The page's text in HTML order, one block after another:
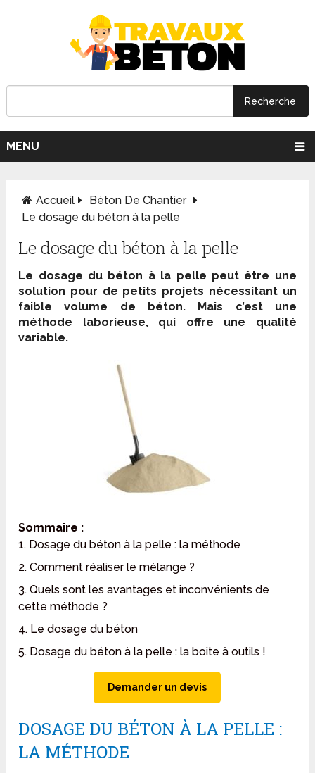
MENU
Accueil
Béton De Chantier
Le dosage du béton à la pelle
Le dosage du béton à la pelle
Le dosage du béton à la pelle peut être une
solution pour de petits projets nécessitant un
faible volume de béton. Mais c’est une
méthode laborieuse, qui offre une qualité
variable.
Sommaire :
1. Dosage du béton à la pelle : la méthode
2. Comment réaliser le mélange ?
3. Quels sont les avantages et inconvénients de
cette méthode ?
4. Le dosage du béton
5. Dosage du béton à la pelle : la boite à outils !
Demander un devis
DOSAGE DU BÉTON À LA PELLE :
LA MÉTHODE